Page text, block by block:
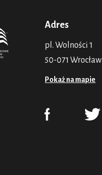
Adres
pl. Wolności 1
50-071 Wrocław
Pokaż na mapie